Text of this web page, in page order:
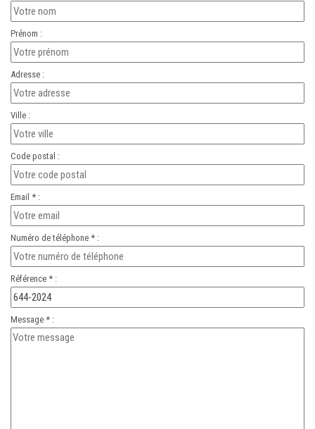
Prénom :
Adresse :
Ville :
Code postal :
Email * :
Numéro de téléphone * :
Référence * :
Message * :